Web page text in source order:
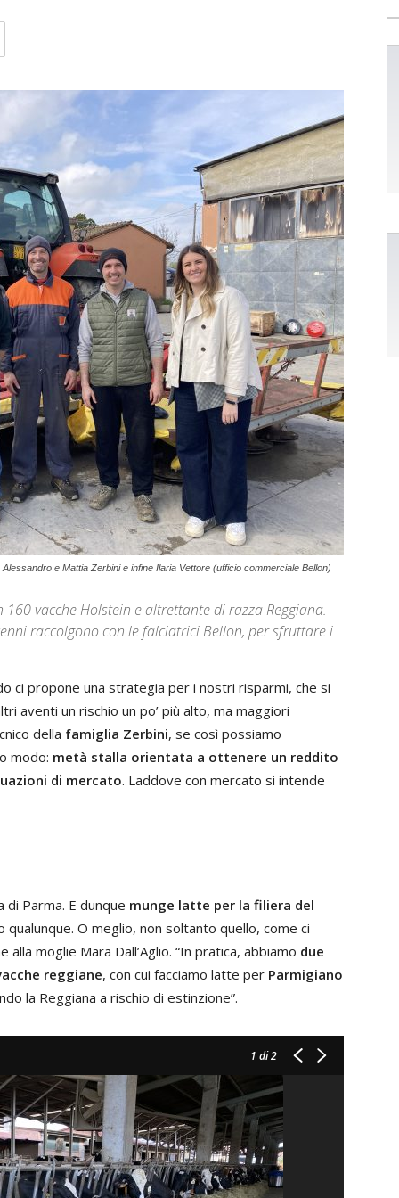
e Mattia Zerbini e infine Ilaria Vettore (ufficio commerciale Bellon)
vacche Holstein e altrettante di razza Reggiana.
raccolgono con le falciatrici Bellon, per sfruttare i
ci propone una strategia per i nostri risparmi, che si
aventi un rischio un po’ più alto, ma maggiori
della famiglia Zerbini, se così possiamo
modo: metà stalla orientata a ottenere un reddito
di mercato. Laddove con mercato si intende
di Parma. E dunque munge latte per la filiera del
qualunque. O meglio, non soltanto quello, come ci
moglie Mara Dall’Aglio. “In pratica, abbiamo due
reggiane, con cui facciamo latte per Parmigiano
la Reggiana a rischio di estinzione”.
1 di 2